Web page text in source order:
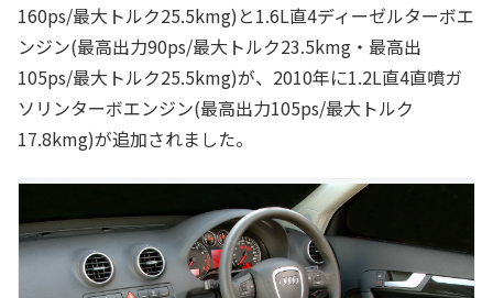
160ps/最大トルク25.5kmg)と1.6L直4ディーゼルターボエ
ンジン(最高出力90ps/最大トルク23.5kmg・最高出
105ps/最大トルク25.5kmg)が、2010年に1.2L直4直噴ガ
ソリンターボエンジン(最高出力105ps/最大トルク
17.8kmg)が追加されました。